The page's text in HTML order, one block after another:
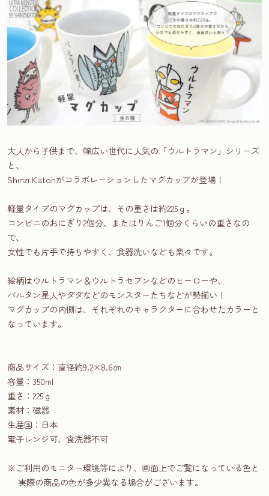
大人から子供まで、幅広い世代に人気の「ウルトラマン」シリーズ
と、
Shinzi Katohがコラボレーションしたマグカップが登場！
軽量タイプのマグカップは、その重さは約225ｇ。
コンビニのおにぎり2個分、またはりんご1個分くらいの重さなの
で、
女性でも片手で持ちやすく、食器洗いなども楽々です。
絵柄はウルトラマン＆ウルトラセブンなどのヒーローや、
バルタン星人やダダなどのモンスターたちなどが勢揃い！
マグカップの内側は、それぞれのキャラクターに合わせたカラーと
なっています。
商品サイズ：直径約9.2×8.6㎝
容量：350ml
重さ：225ｇ
素材：磁器
生産国：日本
電子レンジ可、食洗器不可
※ご利用のモニター環境等により、画面上でご覧になっている色と
実際の商品の色が多少異なる場合がございます。